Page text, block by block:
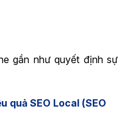
gần như quyết định sự
quả SEO Local (SEO